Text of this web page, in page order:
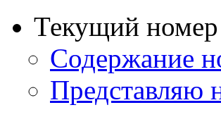
Текущий номер
Содержание
Представляю